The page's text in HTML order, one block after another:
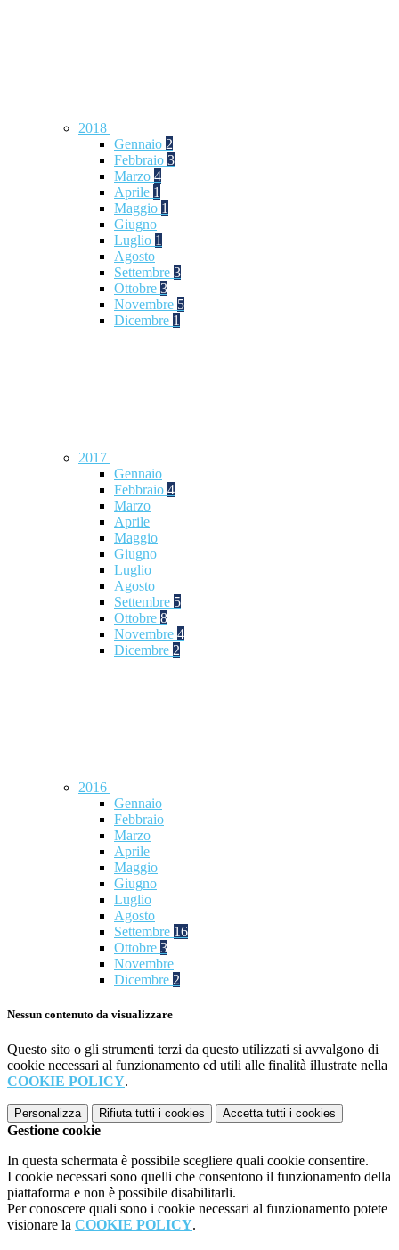
2018
Gennaio 2
Febbraio 3
Marzo 4
Aprile 1
Maggio 1
Giugno
Luglio 1
Agosto
Settembre 3
Ottobre 3
Novembre 5
Dicembre 1
2017
Gennaio
Febbraio 4
Marzo
Aprile
Maggio
Giugno
Luglio
Agosto
Settembre 5
Ottobre 8
Novembre 4
Dicembre 2
2016
Gennaio
Febbraio
Marzo
Aprile
Maggio
Giugno
Luglio
Agosto
Settembre 16
Ottobre 3
Novembre
Dicembre 2
Nessun contenuto da visualizzare
Questo sito o gli strumenti terzi da questo utilizzati si avvalgono di
cookie necessari al funzionamento ed utili alle finalità illustrate nella
COOKIE POLICY.
Personalizza Rifiuta tutti i cookies Accetta tutti i cookies
Gestione cookie
In questa schermata è possibile scegliere quali cookie consentire.
I cookie necessari sono quelli che consentono il funzionamento della
piattaforma e non è possibile disabilitarli.
Per conoscere quali sono i cookie necessari al funzionamento potete
visionare la COOKIE POLICY.